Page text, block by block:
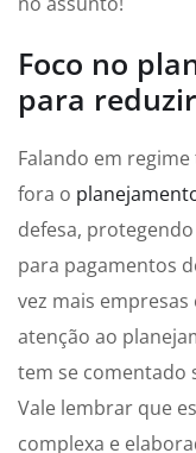
Foco no
para
Falando em
fora o
defesa,
para pagamentos
vez mais
atenção ao
tem se comentado
Vale lembrar que
complexa e